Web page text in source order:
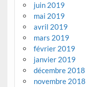
juin 2019
mai 2019
avril 2019
mars 2019
février 2019
janvier 2019
décembre 2018
novembre 2018